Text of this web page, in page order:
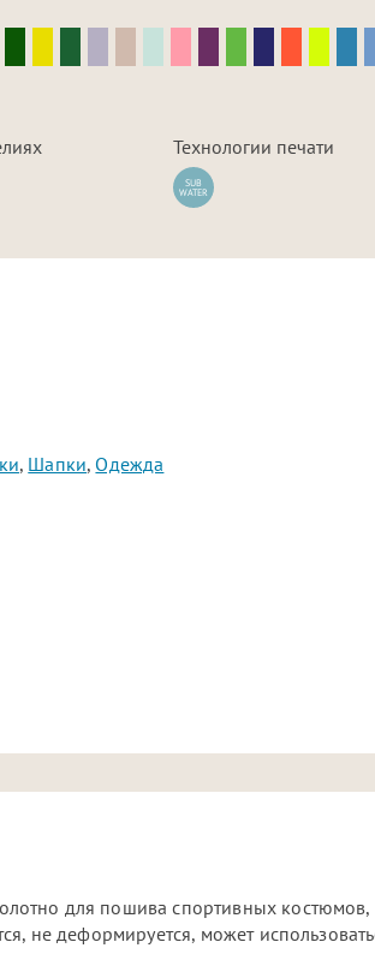
Технологии печати
SUB
WATER
, Шапки,Одежда
для пошива спортивных костюмов,
не деформируется, может